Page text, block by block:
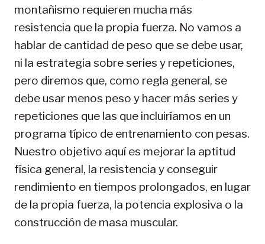
montañismo requieren mucha más
resistencia que la propia fuerza. No vamos a
hablar de cantidad de peso que se debe usar,
ni la estrategia sobre series y repeticiones,
pero diremos que, como regla general, se
debe usar menos peso y hacer más series y
repeticiones que las que incluiríamos en un
programa típico de entrenamiento con pesas.
Nuestro objetivo aquí es mejorar la aptitud
física general, la resistencia y conseguir
rendimiento en tiempos prolongados, en lugar
de la propia fuerza, la potencia explosiva o la
construcción de masa muscular.